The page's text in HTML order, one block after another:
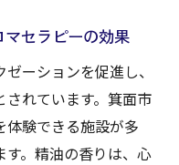
ンタルケア方法
を取り入れる理由
スクラスの活用
健康ワークショッ
セラピーの効果
ーションを促進し、
れています。箕面市
体験できる施設が多
す。精油の香りは、心